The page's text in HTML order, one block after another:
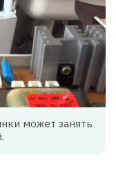
может занять